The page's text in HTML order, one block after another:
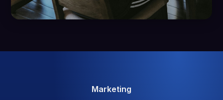
Marketing